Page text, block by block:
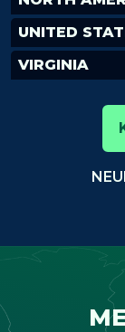
UNITED
VIRGINIA